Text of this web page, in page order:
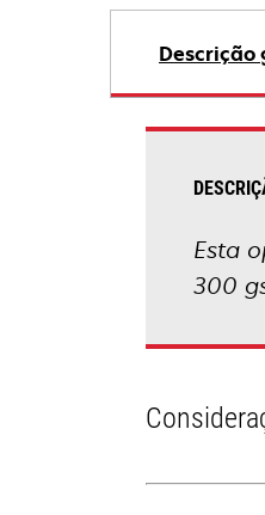
Descrição
Esta
300